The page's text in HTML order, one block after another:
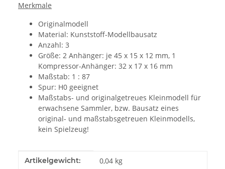
Merkmale
Originalmodell
Material: Kunststoff-Modellbausatz
Anzahl: 3
Größe: 2 Anhänger: je 45 x 15 x 12 mm, 1
Kompressor-Anhänger: 32 x 17 x 16 mm
Maßstab: 1 : 87
Spur: H0 geeignet
Maßstabs- und originalgetreues Kleinmodell für
erwachsene Sammler, bzw. Bausatz eines
original- und maßstabsgetreuen Kleinmodells,
kein Spielzeug!
Produkteigenschaft
Wert
Artikelgewicht: 0,04 kg